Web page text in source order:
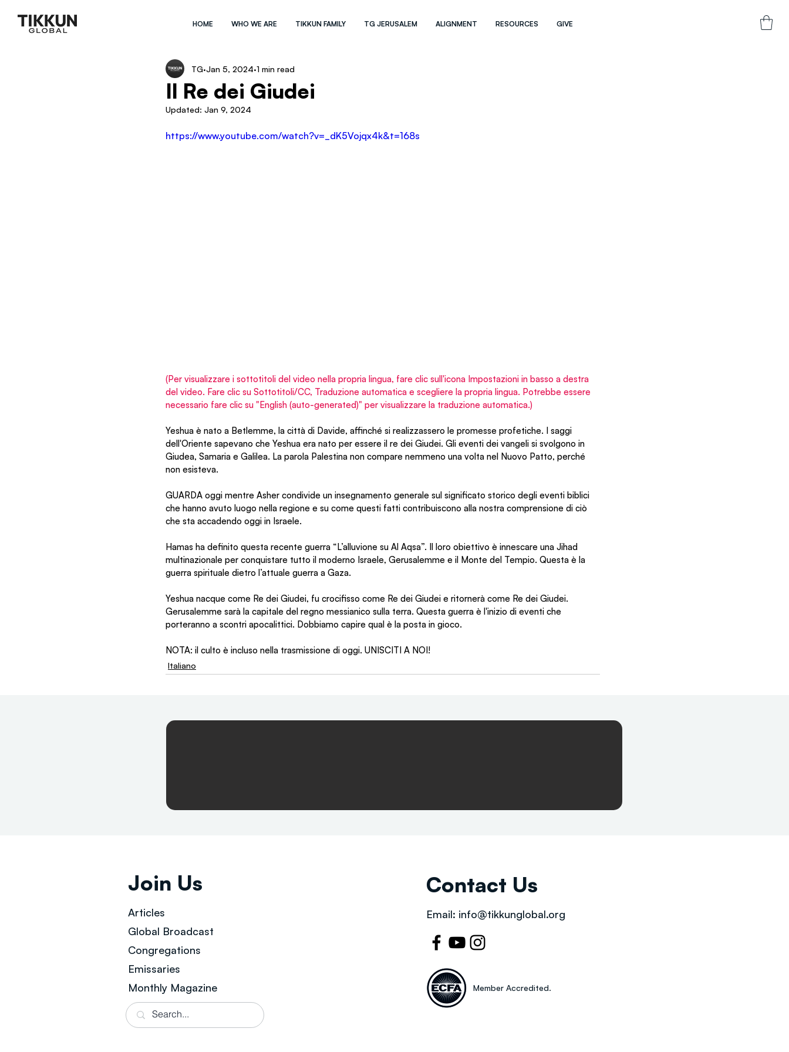
HOME WHO WE ARE TIKKUN FAMILY TG JERUSALEM ALIGNMENT RESOURCES GIVE
Il Re dei Giudei
TG Jan 5, 2024 1 min read
Updated: Jan 9, 2024
https://www.youtube.com/watch?v=_dK5Vojqx4k&t=168s
(Per visualizzare i sottotitoli del video nella propria lingua, fare clic sull'icona Impostazioni in basso a destra
del video. Fare clic su Sottotitoli/CC, Traduzione automatica e scegliere la propria lingua. Potrebbe essere
necessario fare clic su "English (auto-generated)" per visualizzare la traduzione automatica.)
Yeshua è nato a Betlemme, la città di Davide, affinché si realizzassero le promesse profetiche. I saggi
dell'Oriente sapevano che Yeshua era nato per essere il re dei Giudei. Gli eventi dei vangeli si svolgono in
Giudea, Samaria e Galilea. La parola Palestina non compare nemmeno una volta nel Nuovo Patto, perché
non esisteva.
GUARDA oggi mentre Asher condivide un insegnamento generale sul significato storico degli eventi biblici
che hanno avuto luogo nella regione e su come questi fatti contribuiscono alla nostra comprensione di ciò
che sta accadendo oggi in Israele.
Hamas ha definito questa recente guerra “L’alluvione su Al Aqsa”. Il loro obiettivo è innescare una Jihad
multinazionale per conquistare tutto il moderno Israele, Gerusalemme e il Monte del Tempio. Questa è la
guerra spirituale dietro l’attuale guerra a Gaza.
Yeshua nacque come Re dei Giudei, fu crocifisso come Re dei Giudei e ritornerà come Re dei Giudei.
Gerusalemme sarà la capitale del regno messianico sulla terra. Questa guerra è l'inizio di eventi che
porteranno a scontri apocalittici. Dobbiamo capire qual è la posta in gioco.
NOTA: il culto è incluso nella trasmissione di oggi. UNISCITI A NOI!
Italiano
Join Us
Articles
Global Broadcast
Congregations
Emissaries
Monthly Magazine
Contact Us
Email: info@tikkunglobal.org
Member Accredited.